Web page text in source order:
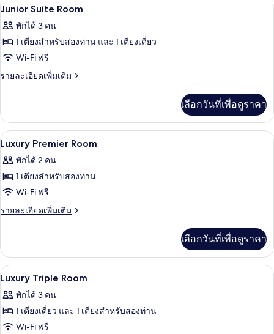
ห้อง
ซ์ชัว
รี่
เปิด
ภาพถ่าย
ทั้งหมด
ของ
Junior
11
Junior Suite Room
พักได้ 3 คน
1 เตียงสำหรับสองท่าน และ 1 เตียงเดี่ยว
Wi-Fi ฟรี
รายละเอียดเพิ่มเติม
ราย
เกี่ยว
กับ
Junior
Room
เลือกวันที่เพื่อดูราคา
เปิด
ภาพถ่าย
ทั้งหมด
ของ
Luxury
ตู้นิรภัยในห้องพัก, Wi-Fi ฟรี, ผ้าปูที่นอน
18
Luxury Premier Room
พักได้ 2 คน
1 เตียงสำหรับสองท่าน
Wi-Fi ฟรี
รายละเอียดเพิ่มเติม
ราย
เกี่ยว
กับ
Luxury
Premier
Room
เลือกวันที่เพื่อดูราคา
เปิด
ภาพถ่าย
ทั้งหมด
ของ
ตู้นิรภัยในห้องพัก, Wi-Fi ฟรี, ผ้าปูที่นอน
14
Luxury Triple Room
พักได้ 3 คน
1 เตียงเดี่ยว และ 1 เตียงสำหรับสองท่าน
Wi-Fi ฟรี